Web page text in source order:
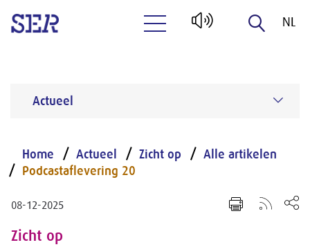
NL
Actueel
Home Actueel Zicht op
Alle artikelen
Podcastaflevering 20
08-12-2025
Zicht op